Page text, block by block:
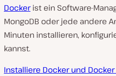
Dockerist ein Software-
MongoDB oder jede andere
Minuten installieren,
kannst.
Installiere Docker und